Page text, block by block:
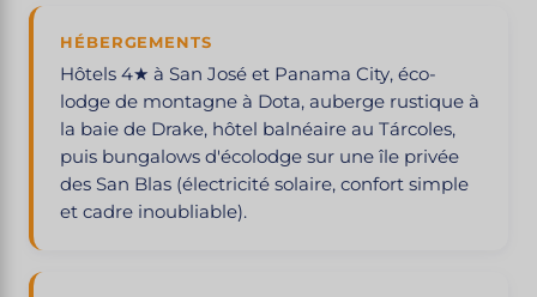
HÉBERGEMENTS
Hôtels 4★ à San José et Panama City, éco-
lodge de montagne à Dota, auberge rustique à
la baie de Drake, hôtel balnéaire au Tárcoles,
puis bungalows d'écolodge sur une île privée
des San Blas (électricité solaire, confort simple
et cadre inoubliable).